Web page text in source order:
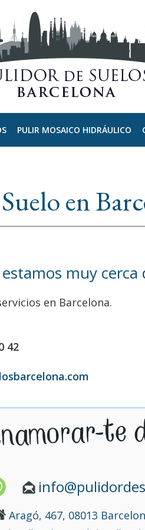
PULIR MOSAICO HIDRÁULICO
en
muy cerca
en Barcelona.
42
Aragó, 467, 08013